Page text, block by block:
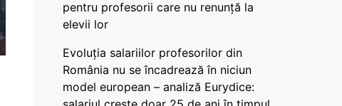
pentru profesorii care nu renunță la
elevii lor
Evoluția salariilor profesorilor din
România nu se încadrează în niciun
model european – analiză Eurydice: